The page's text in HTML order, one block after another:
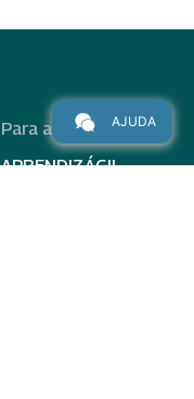
Para alunos
APRENDIZÁGIL
AJUDA